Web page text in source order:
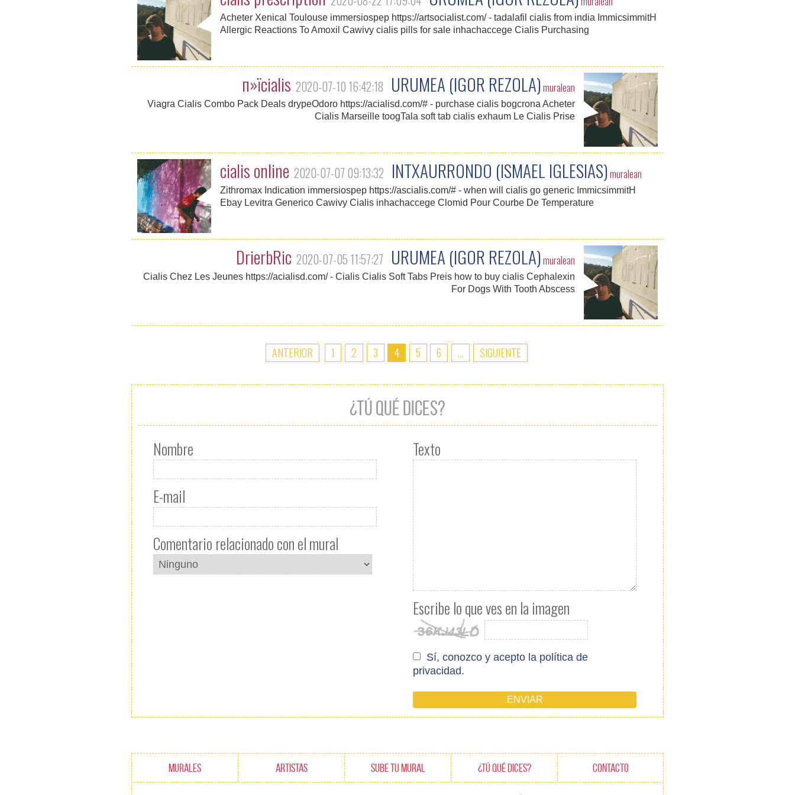
Acheter Xenical Toulouse immersiospep https://artsocialist.com/ - tadalafil cialis from india ImmicsimmitH
Allergic Reactions To Amoxil Cawivy cialis pills for sale inhachaccege Cialis Purchasing
п»їcialis 2020-07-10 16:42:18 URUMEA (IGOR REZOLA)muralean
Viagra Cialis Combo Pack Deals drypeOdoro https://acialisd.com/# - purchase cialis bogcrona Acheter
Cialis Marseille toogTala soft tab cialis exhaum Le Cialis Prise
cialis online 2020-07-07 09:13:32 INTXAURRONDO (ISMAEL IGLESIAS)muralean
Zithromax Indication immersiospep https://ascialis.com/# - when will cialis go generic ImmicsimmitH
Ebay Levitra Generico Cawivy Cialis inhachaccege Clomid Pour Courbe De Temperature
DrierbRic 2020-07-05 11:57:27 URUMEA (IGOR REZOLA)muralean
Cialis Chez Les Jeunes https://acialisd.com/ - Cialis Cialis Soft Tabs Preis how to buy cialis Cephalexin
For Dogs With Tooth Abscess
ANTERIOR 1 2 3 4 5 6 ... SIGUIENTE
¿TÚ QUÉ DICES?
Nombre
E-mail
Comentario relacionado con el mural
Texto
Escribe lo que ves en la imagen
Sí, conozco y acepto la política de
privacidad.
MURALES ARTISTAS SUBE TU MURAL ¿TÚ QUÉ DICES? CONTACTO